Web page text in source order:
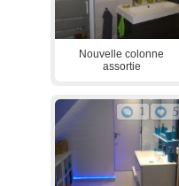
Nouvelle colonne
assortie
1 5